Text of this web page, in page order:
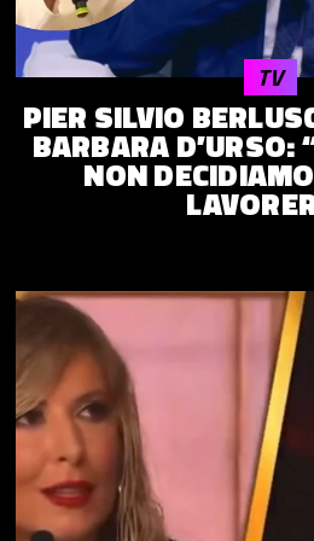
PIER SILVIO
BARBARA D’URSO:
NON
TV